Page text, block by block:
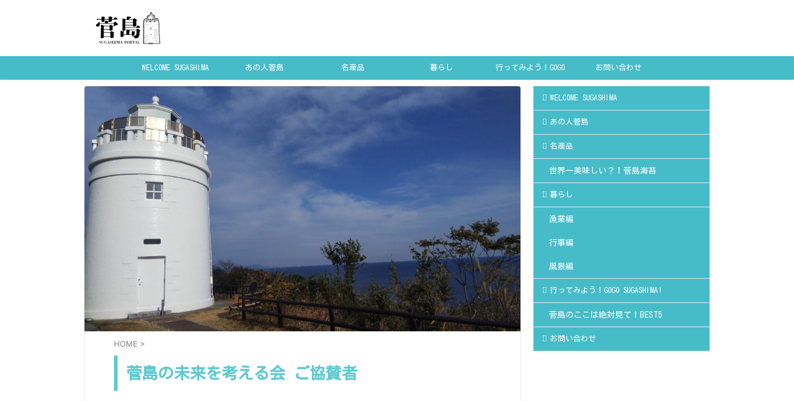
WELCOME SUGASHIMA あの人菅島 名産品 暮らし 行ってみよう！GOGO お問い合わせ
HOME >
菅島の未来を考える会 ご協賛者
WELCOME SUGASHIMA
あの人菅島
名産品
世界一美味しい？！菅島海苔
暮らし
漁業編
行事編
風景編
行ってみよう！GOGO SUGASHIMA!
菅島のここは絶対見て！BEST5
お問い合わせ